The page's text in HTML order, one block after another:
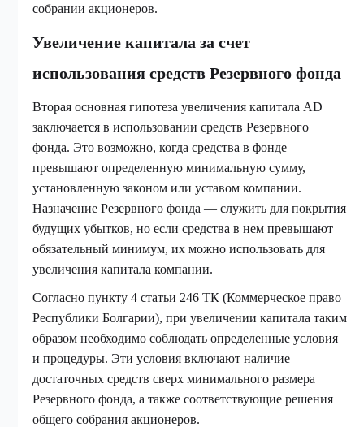
собрании акционеров.
Увеличение капитала за счет
использования средств Резервного фонда
Вторая основная гипотеза увеличения капитала AD
заключается в использовании средств Резервного
фонда. Это возможно, когда средства в фонде
превышают определенную минимальную сумму,
установленную законом или уставом компании.
Назначение Резервного фонда — служить для покрытия
будущих убытков, но если средства в нем превышают
обязательный минимум, их можно использовать для
увеличения капитала компании.
Согласно пункту 4 статьи 246 ТК (Коммерческое право
Республики Болгарии), при увеличении капитала таким
образом необходимо соблюдать определенные условия
и процедуры. Эти условия включают наличие
достаточных средств сверх минимального размера
Резервного фонда, а также соответствующие решения
общего собрания акционеров.